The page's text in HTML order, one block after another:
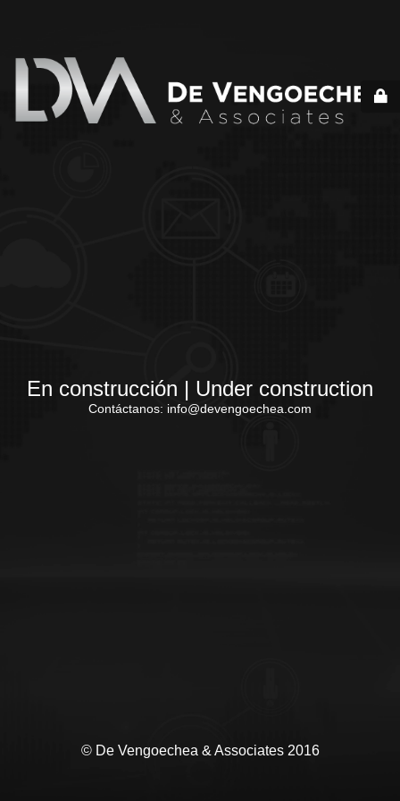
En construcción | Under construction
Contáctanos: info@devengoechea.com
© De Vengoechea & Associates 2016